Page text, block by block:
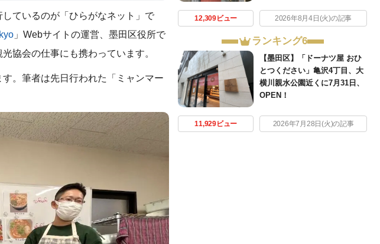
ているのが「ひらがなネット」で
」Webサイトの運営、墨田区役所で
協会の仕事にも携わっています。
。筆者は先日行われた「ミャンマー
12,309ビュー 2026年8月4日(火)の記事
ランキング6
【墨田区】「ドーナツ屋 おひ
とつください」亀沢4丁目、大
横川親水公園近くに7月31日、
OPEN！
11,929ビュー 2026年7月28日(火)の記事